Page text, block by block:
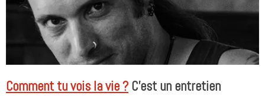
Comment tu vois la vie ? C’est un entretien